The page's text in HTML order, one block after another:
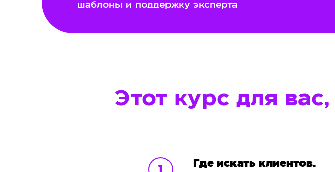
шаблоны и поддержку эксперта
Этот курс для
Где искать клиентов.